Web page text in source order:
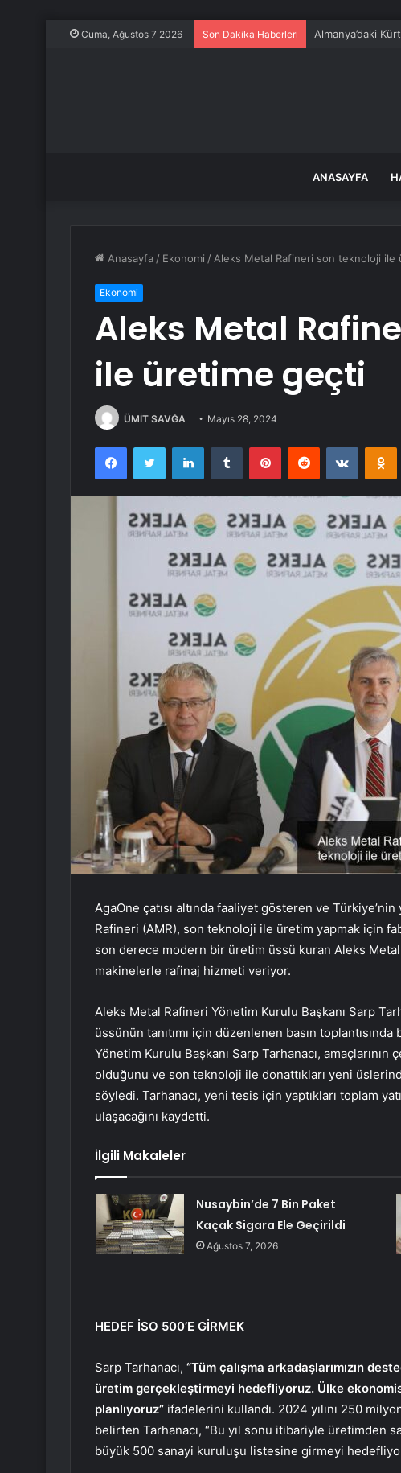
Cuma, Ağustos 7 2026 Son Dakika Haberleri Almanya’daki
ANASAYFA
Anasayfa / Ekonomi / Aleks Metal Rafineri son teknoloji ile
Ekonomi
Aleks Metal
ile üretime geçti
ÜMİT SAVĞA Mayıs 28, 2024
FacebookTwitter LinkedInTumblr PinterestReddit
AgaOne çatısı altında faaliyet gösteren ve
Rafineri (AMR), son teknoloji ile üretim yapmak için
son derece modern bir üretim üssü kuran Aleks
makinelerle rafinaj hizmeti veriyor.
Aleks Metal Rafineri Yönetim Kurulu Başkanı Sarp
üssünün tanıtımı için düzenlenen basın
Yönetim Kurulu Başkanı Sarp Tarhanacı,
olduğunu ve son teknoloji ile donattıkları yeni
söyledi. Tarhanacı, yeni tesis için yaptıkları toplam
ulaşacağını kaydetti.
İlgili Makaleler
Nusaybin’de 7 Bin Paket
Kaçak Sigara Ele Geçirildi
Ağustos 7, 2026
HEDEF İSO 500’E GİRMEK
Sarp Tarhanacı, “Tüm çalışma arkadaşlarımızın
üretim gerçekleştirmeyi hedefliyoruz. Ülke
planlıyoruz” ifadelerini kullandı. 2024 yılını 250
belirten Tarhanacı, “Bu yıl sonu itibariyle üretimden
büyük 500 sanayi kuruluşu listesine girmeyi